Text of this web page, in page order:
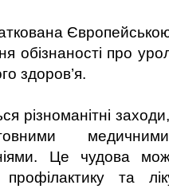
обізнаності про
здоров’я.
різноманітні
Це чудова
та